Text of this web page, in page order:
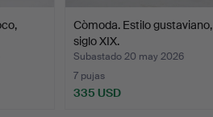
Còmoda. Estilo gustaviano,
siglo XIX.
Subastado 20 may 2026
7 pujas
335 USD